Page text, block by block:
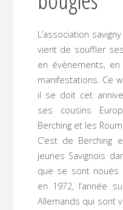
L’association
vient de souffler
en évènements,
manifestations. Ce
il se doit cet
ses cousins
Berching et les
C’est de Berching
jeunes Savignois
que se sont noués
en 1972, l’année
Allemands qui sont